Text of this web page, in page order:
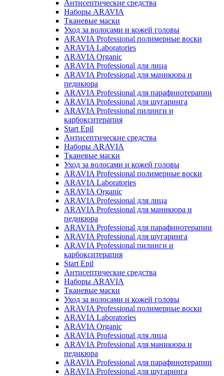
Антисептические средства
Наборы ARAVIA
Тканевые маски
Уход за волосами и кожей головы
ARAVIA Professional полимерные воски
ARAVIA Laboratories
ARAVIA Organic
ARAVIA Professional для лица
ARAVIA Professional для маникюра и
педикюра
ARAVIA Professional для парафинотерапии
ARAVIA Professional для шугаринга
ARAVIA Professional пилинги и
карбокситерапия
Start Epil
Антисептические средства
Наборы ARAVIA
Тканевые маски
Уход за волосами и кожей головы
ARAVIA Professional полимерные воски
ARAVIA Laboratories
ARAVIA Organic
ARAVIA Professional для лица
ARAVIA Professional для маникюра и
педикюра
ARAVIA Professional для парафинотерапии
ARAVIA Professional для шугаринга
ARAVIA Professional пилинги и
карбокситерапия
Start Epil
Антисептические средства
Наборы ARAVIA
Тканевые маски
Уход за волосами и кожей головы
ARAVIA Professional полимерные воски
ARAVIA Laboratories
ARAVIA Organic
ARAVIA Professional для лица
ARAVIA Professional для маникюра и
педикюра
ARAVIA Professional для парафинотерапии
ARAVIA Professional для шугаринга